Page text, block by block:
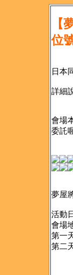
【
位
日本
詳細
會場
委託
夢屋
活動
會場
第一
第二